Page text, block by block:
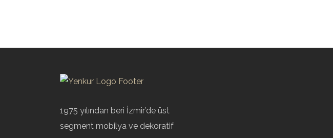
1975 yılından beri İzmir’de üst
segment mobilya ve dekoratif